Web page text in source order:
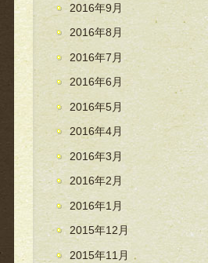
2016年9月
2016年8月
2016年7月
2016年6月
2016年5月
2016年4月
2016年3月
2016年2月
2016年1月
2015年12月
2015年11月